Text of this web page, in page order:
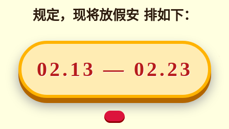
规定，现将放假安 排如下：
02.13 — 02.23